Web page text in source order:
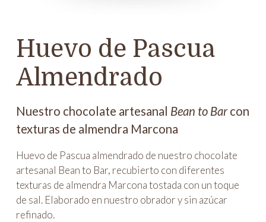
Huevo de Pascua
Almendrado
Nuestro chocolate artesanal Bean to Barcon
texturas de almendra Marcona
Huevo de Pascua almendrado de nuestro chocolate
artesanal Bean to Bar, recubierto con diferentes
texturas de almendra Marcona tostada con un toque
de sal. Elaborado en nuestro obrador y sin azúcar
refinado.